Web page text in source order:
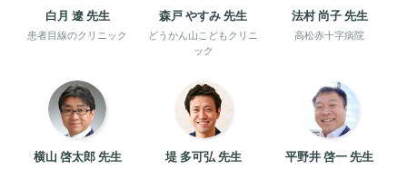
白月 遼 先生
患者目線のクリニック
森戸 やすみ 先生
どうかん山こどもクリニ
ック
法村 尚子 先生
高松赤十字病院
横山 啓太郎 先生 堤 多可弘 先生 平野井 啓一 先生